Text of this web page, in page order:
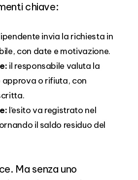
chiave:
invia la richiesta in
con date e motivazione.
il responsabile valuta la
approva o rifiuta, con
l’esito va registrato nel
il saldo residuo del
Ma senza uno